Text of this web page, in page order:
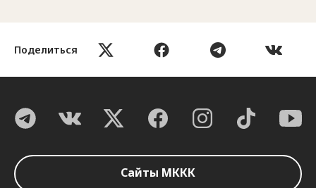
Поделиться
Сайты МККК